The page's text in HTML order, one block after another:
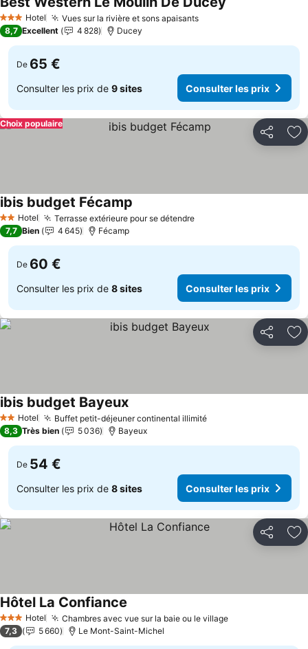
3 ÉtoilesHotel Vues sur la rivière et sons apaisants
8,7 Excellent 4 828 Ducey
De 65 €
Consulter les prix de 9 sites Consulter les prix
Partager
Choix populaire
2 Étoiles
Hotel Terrasse extérieure pour se détendre
ibis budget Fécamp
7,7 Bien 4 645 Fécamp
De 60 €
Consulter les prix de 8 sites Consulter les prix
Partager
2 Étoiles
Hotel Buffet petit-déjeuner continental illimité
ibis budget Bayeux
8,3 Très bien 5 036 Bayeux
De 54 €
Consulter les prix de 8 sites Consulter les prix
Partager
3 ÉtoilesHotel Chambres avec vue sur la baie ou le village
Hôtel La Confiance
7,3 5 660 Le Mont-Saint-Michel